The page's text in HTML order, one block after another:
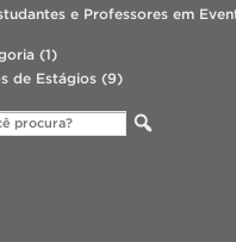
e Professores em
(1)
de Estágios (9)